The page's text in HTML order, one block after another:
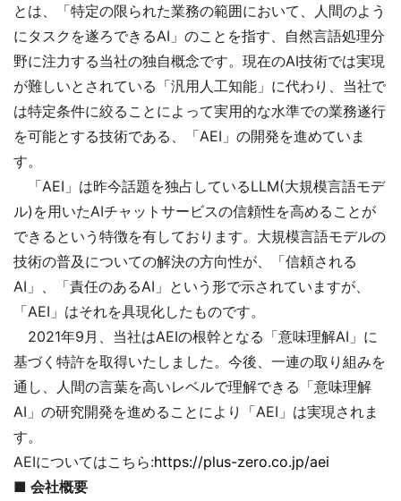
とは、「特定の限られた業務の範囲において、人間のよう
にタスクを遂ろできるAI」のことを指す、自然言語処理分
野に注力する当社の独自概念です。現在のAI技術では実現
が難しいとされている「汎用人工知能」に代わり、当社で
は特定条件に絞ることによって実用的な水準での業務遂行
を可能とする技術である、「AEI」の開発を進めていま
す。
「AEI」は昨今話題を独占しているLLM(大規模言語モデ
ル)を用いたAIチャットサービスの信頼性を高めることが
できるという特徴を有しております。大規模言語モデルの
技術の普及についての解決の方向性が、「信頼される
AI」、「責任のあるAI」という形で示されていますが、
「AEI」はそれを具現化したものです。
2021年9月、当社はAEIの根幹となる「意味理解AI」に
基づく特許を取得いたしました。今後、一連の取り組みを
通し、人間の言葉を高いレベルで理解できる「意味理解
AI」の研究開発を進めることにより「AEI」は実現されま
す。
AEIについてはこちら:https://plus-zero.co.jp/aei
■ 会社概要